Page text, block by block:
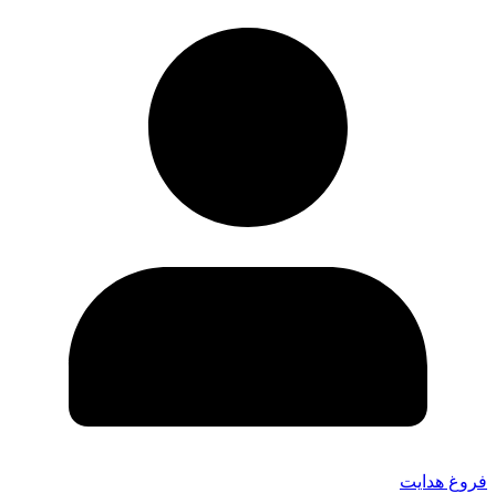
فروغ هدایت